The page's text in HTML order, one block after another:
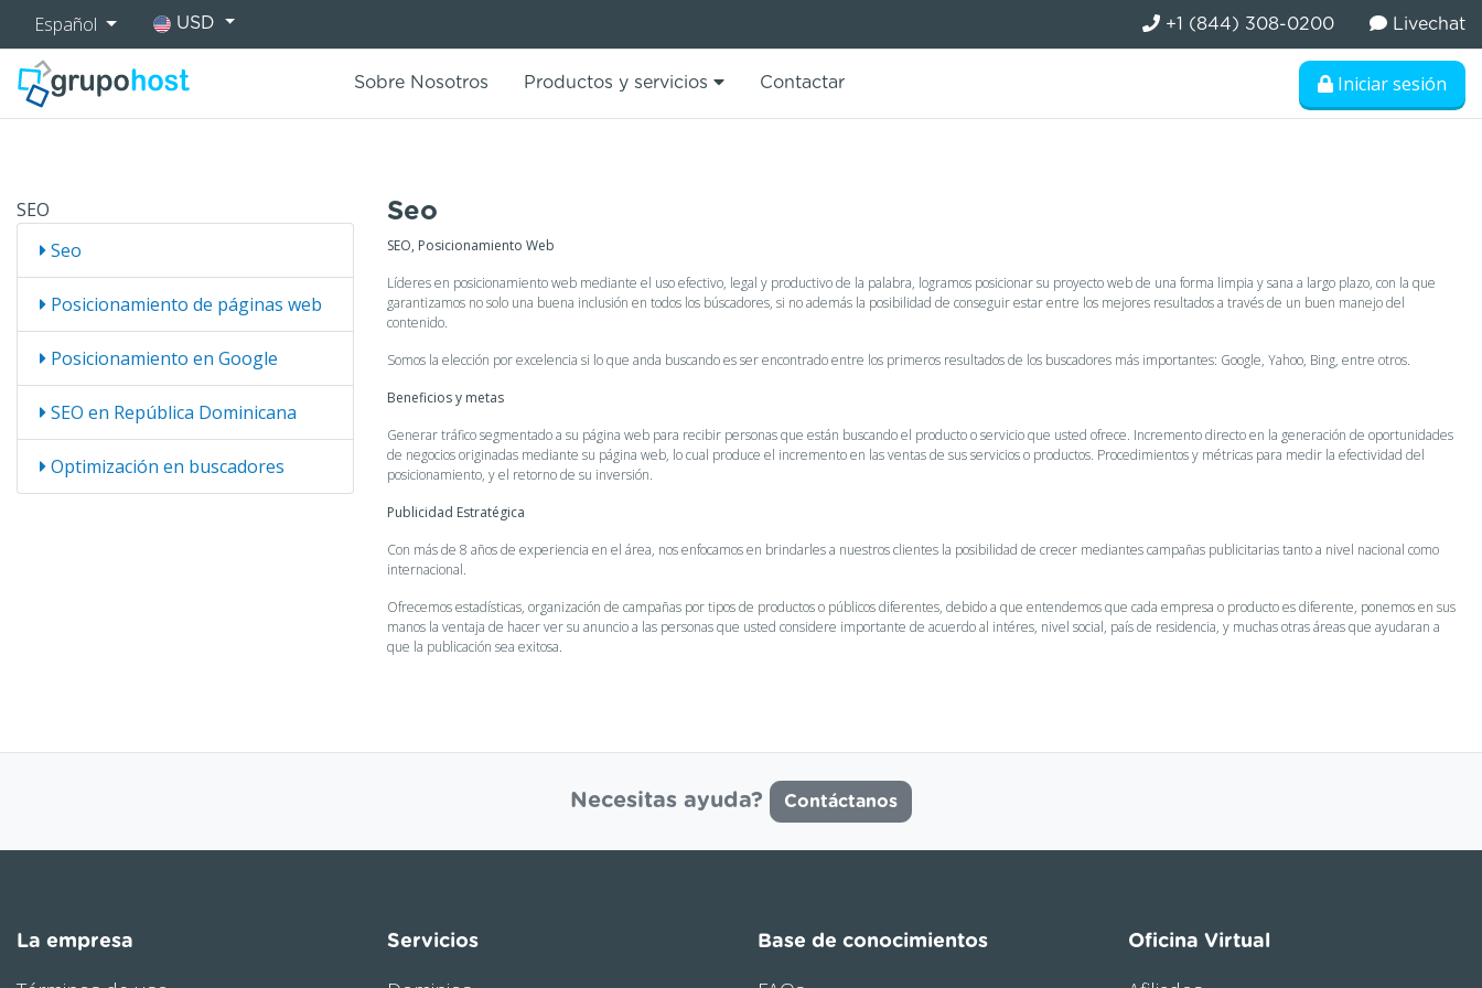
Español USD +1 (844) 308-0200 Livechat
Sobre Nosotros Productos y servicios Contactar Iniciar sesión
SEO
Seo
Posicionamiento de páginas web
Posicionamiento en Google
SEO en República Dominicana
Optimización en buscadores
Seo
SEO, Posicionamiento Web
Líderes en posicionamiento web mediante el uso efectivo, legal y productivo de la palabra, logramos posicionar su proyecto web de una forma limpia y sana a largo plazo, con la que
garantizamos no solo una buena inclusión en todos los búscadores, si no además la posibilidad de conseguir estar entre los mejores resultados a través de un buen manejo del
contenido.
Somos la elección por excelencia si lo que anda buscando es ser encontrado entre los primeros resultados de los buscadores más importantes: Google, Yahoo, Bing, entre otros.
Beneficios y metas
Generar tráfico segmentado a su página web para recibir personas que están buscando el producto o servicio que usted ofrece. Incremento directo en la generación de oportunidades
de negocios originadas mediante su página web, lo cual produce el incremento en las ventas de sus servicios o productos. Procedimientos y métricas para medir la efectividad del
posicionamiento, y el retorno de su inversión.
Publicidad Estratégica
Con más de 8 años de experiencia en el área, nos enfocamos en brindarles a nuestros clientes la posibilidad de crecer mediantes campañas publicitarias tanto a nivel nacional como
internacional.
Ofrecemos estadísticas, organización de campañas por tipos de productos o públicos diferentes, debido a que entendemos que cada empresa o producto es diferente, ponemos en sus
manos la ventaja de hacer ver su anuncio a las personas que usted considere importante de acuerdo al intéres, nivel social, país de residencia, y muchas otras áreas que ayudaran a
que la publicación sea exitosa.
Necesitas ayuda? Contáctanos
La empresa Servicios Base de conocimientos Oficina Virtual